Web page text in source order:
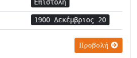
Επιστολή
1900 Δεκέμβριος 20
Προβολή